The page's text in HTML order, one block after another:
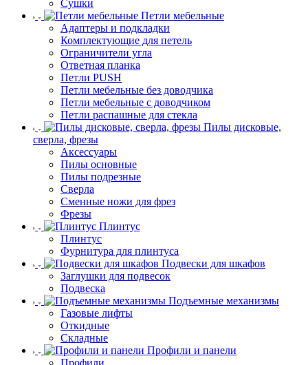
Сушки
Петли мебельные
Адаптеры и подкладки
Комплектующие для петель
Ограничители угла
Ответная планка
Петли PUSH
Петли мебельные без доводчика
Петли мебельные с доводчиком
Петли распашные для стекла
Пилы дисковые,
сверла, фрезы
Аксессуары
Пилы основные
Пилы подрезные
Сверла
Сменные ножи для фрез
Фрезы
Плинтус
Плинтус
Фурнитура для плинтуса
Подвески для шкафов
Заглушки для подвесок
Подвеска
Подъемные механизмы
Газовые лифты
Откидные
Складные
Профили и панели
Профили